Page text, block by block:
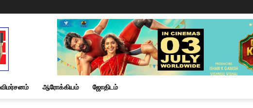
விமர்சனம் ஆரோக்கியம் ஜோதிடம்